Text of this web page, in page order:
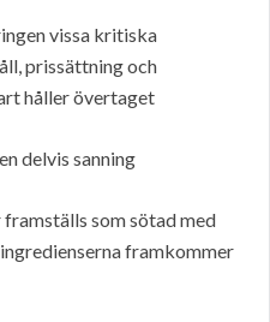
vissa kritiska
prissättning och
håller övertaget
delvis sanning
framställs som sötad med
framkommer